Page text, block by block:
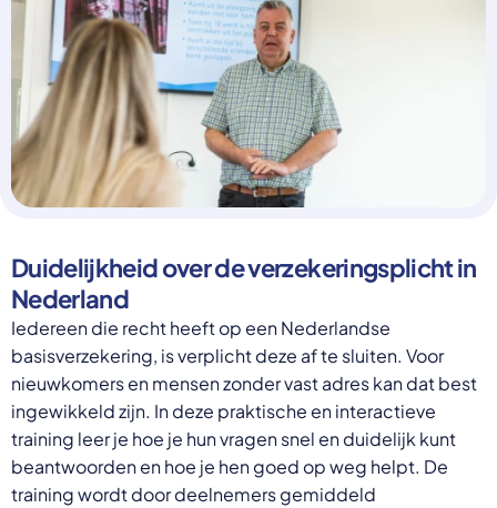
ondersteuning bieden bij schulden, niet
straffen
Schrap de opslag op de zorgpremie voor mensen die
niet kunnen betalen en bied proactieve
ondersteuning, zoals automatische zorgtoeslag. Zo
voorkomt de overheid schulden, vermindert stress
en blijft noodzakelijke zorg toegankelijk.
Lees meer
Vacatures
Contact
Select a language
Nederlands
English
Deutsch
Polski
Romana
русский
Espanol
Francais
Duidelijkheid over de verzekeringsplicht in
Nederland
Iedereen die recht heeft op een Nederlandse
basisverzekering, is verplicht deze af te sluiten. Voor
nieuwkomers en mensen zonder vast adres kan dat best
ingewikkeld zijn. In deze praktische en interactieve
training leer je hoe je hun vragen snel en duidelijk kunt
beantwoorden en hoe je hen goed op weg helpt. De
training wordt door deelnemers gemiddeld